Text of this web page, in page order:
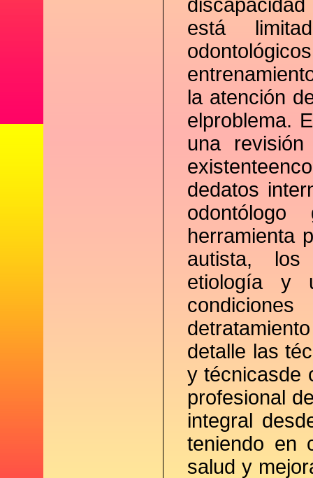
está
la atención
elproblema.
una
dedatos
herramienta
autista, los
etiología y
detalle las
y técnicasde
profesional
integral
teniendo en
salud y